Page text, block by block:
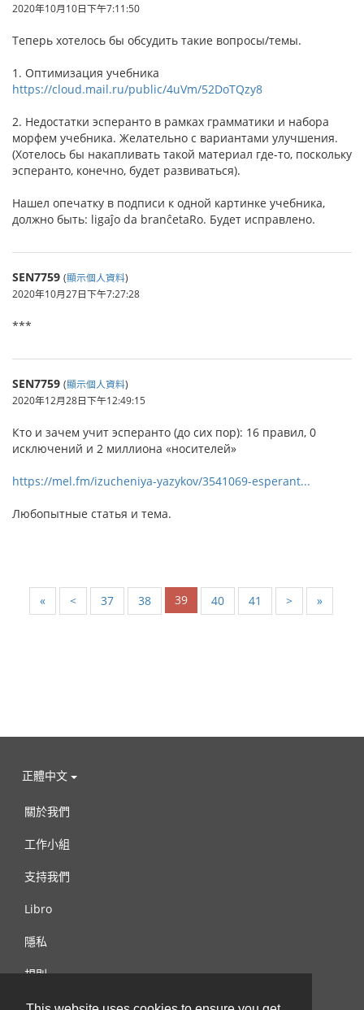
2020年10月10日下午7:11:50
Теперь хотелось бы обсудить такие вопросы/темы.
1. Оптимизация учебника
https://cloud.mail.ru/public/4uVm/52DoTQzy8
2. Недостатки эсперанто в рамках грамматики и набора
морфем учебника. Желательно с вариантами улучшения.
(Хотелось бы накапливать такой материал где-то, поскольку
эсперанто, конечно, будет развиваться).
Нашел опечатку в подписи к одной картинке учебника,
должно быть: ligaĵo da branĉetaRo. Будет исправлено.
SEN7759 (顯示個人資料)
2020年10月27日下午7:27:28
***
SEN7759 (顯示個人資料)
2020年12月28日下午12:49:15
Кто и зачем учит эсперанто (до сих пор): 16 правил, 0
исключений и 2 миллиона «носителей»
https://mel.fm/izucheniya-yazykov/3541069-esperant...
Любопытные статья и тема.
« < 37 38 39 40 41 > »
正體中文
關於我們
工作小組
支持我們
Libro
隱私
規則
連絡我們